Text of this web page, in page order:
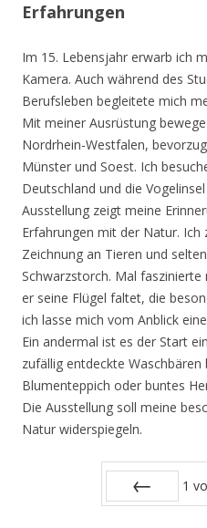
Erfahrungen
Im 15. Lebensjahr erwarb ich
Kamera. Auch während des
Berufsleben begleitete mich
Mit meiner Ausrüstung
Nordrhein-Westfalen,
Münster und Soest. Ich
Deutschland und die
Ausstellung zeigt meine
Erfahrungen mit der Natur. Ich
Zeichnung an Tieren und
Schwarzstorch. Mal
er seine Flügel faltet, die
ich lasse mich vom Anblick
Ein andermal ist es der Start
zufällig entdeckte
Blumenteppich oder buntes
Die Ausstellung soll meine
Natur widerspiegeln.
1